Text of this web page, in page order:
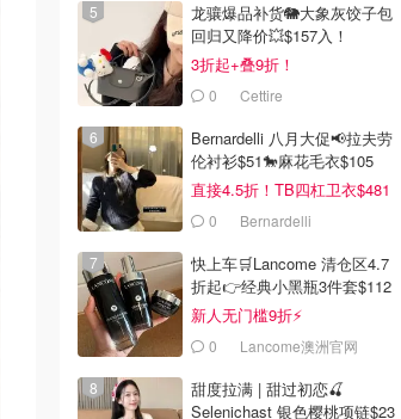
龙骧爆品补货🐘大象灰饺子包
回归又降价💥$157入！
3折起+叠9折！
0 Cettire
Bernardelli 八月大促📢拉夫劳
伦衬衫$51🐎麻花毛衣$105
直接4.5折！TB四杠卫衣$481
0 Bernardelli
快上车🛒Lancome 清仓区4.7
折起👉经典小黑瓶3件套$112
新人无门槛9折⚡️
0 Lancome澳洲官网
甜度拉满 | 甜过初恋🍒
Selenichast 银色樱桃项链$23